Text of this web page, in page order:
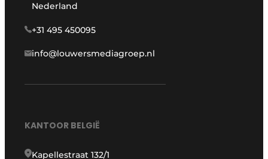
Nederland
+31 495 450095
info@louwersmediagroep.nl
KANTOOR BELGIË
Kapellestraat 132/1